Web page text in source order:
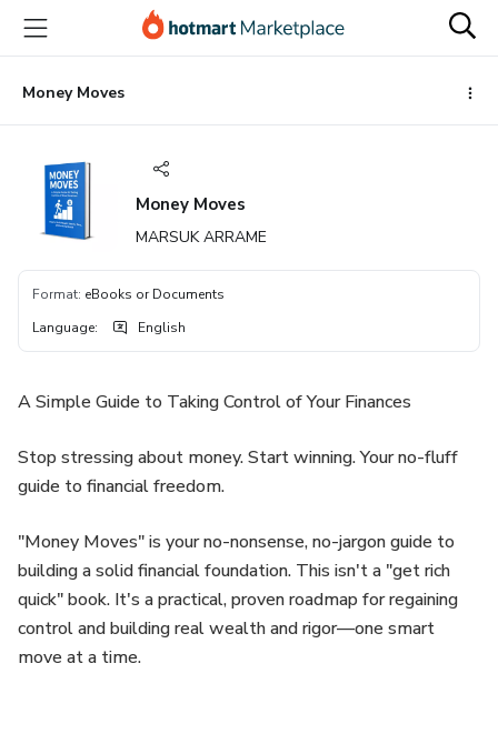
main
content
Money Moves
Money Moves
MARSUK ARRAME
Format: eBooks or Documents
Language: English
A Simple Guide to Taking Control of Your Finances
Stop stressing about money. Start winning. Your no-fluff
guide to financial freedom.
"Money Moves" is your no-nonsense, no-jargon guide to
building a solid financial foundation. This isn't a "get rich
quick" book. It's a practical, proven roadmap for regaining
control and building real wealth and rigor—one smart
move at a time.